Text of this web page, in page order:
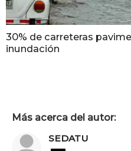
30% de carreteras
inundación
Más acerca del autor:
SEDATU